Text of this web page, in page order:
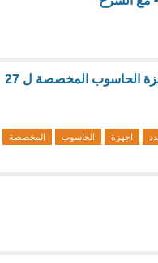
اختر الاجابة الصحيحة اكمل جدول النسبة ادناه لتجد عدد اجهزة الحاسوب المخصصة ل 27
اجهزة الحاسوب
المخصصة